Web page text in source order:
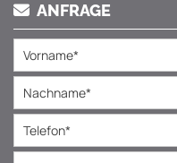
 ANFRAGE